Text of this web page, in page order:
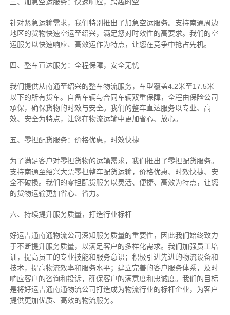
针对紧急运输需求，我们特别推出了加急空运服务。支持南通周边
地区的货物快速空运至绍兴，满足您对时效性的高要求。我们的空
运服务以快速响应、高效运作为特点，让您在竞争中抢占先机。
四、整车直达服务：全程保障，安全无忧
我们提供从南通至绍兴的整车物流服务，车型覆盖4.2米至17.5米
以下的所有货车。自备车辆与合同车辆双重保障，全程由保险公司
承保，确保货物的时效与安全。我们的整车直达服务以专业、高
效、安全为特点，让您在物流运输中更加省心、放心。
五、零担配货服务：价格优惠，时效快捷
为了满足客户对零担货物的运输需求，我们推出了零担配货服务。
支持南通至绍兴大票零担整车配货运输，价格优惠、时效快捷、安
全不破损。我们的零担配货服务以灵活、便捷、高效为特点，让您
的货物运输更加省心、省力。
六、持续提升服务质量，打造行业标杆
好运吉通南通物流公司深知服务质量的重要性，因此我们始终致力
于不断提升服务质量，以满足客户的多样化需求。我们加强员工培
训，提高员工的专业技能和服务意识；积极引进先进的物流设备和
技术，提高物流效率和服务水平；建立完善的客户服务体系，及时
响应客户的咨询和投诉，确保客户的满意度和忠诚度。我们的目标
是将好运吉通南通物流公司打造成为物流行业的标杆企业，为客户
提供更加优质、高效的物流服务。